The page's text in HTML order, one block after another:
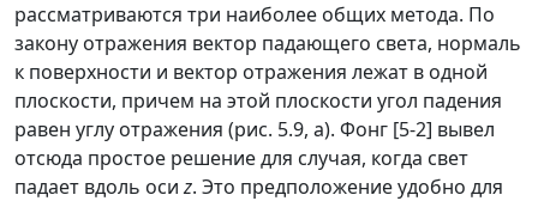
рассматриваются три наиболее общих метода. По
закону отражения вектор падающего света, нормаль
к поверхности и вектор отражения лежат в одной
плоскости, причем на этой плоскости угол падения
равен углу отражения (рис. 5.9, а). Фонг [5-2] вывел
отсюда простое решение для случая, когда свет
падает вдоль оси z. Это предположение удобно для